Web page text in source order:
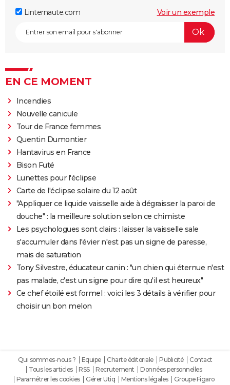
Linternaute.com Voir un exemple
EN CE MOMENT
Incendies
Nouvelle canicule
Tour de France femmes
Quentin Dumontier
Hantavirus en France
Bison Futé
Lunettes pour l'éclipse
Carte de l'éclipse solaire du 12 août
"Appliquer ce liquide vaisselle aide à dégraisser la paroi de
douche" : la meilleure solution selon ce chimiste
Les psychologues sont clairs : laisser la vaisselle sale
s'accumuler dans l'évier n'est pas un signe de paresse,
mais de saturation
Tony Silvestre, éducateur canin : "un chien qui éternue n'est
pas malade, c'est un signe pour dire qu'il est heureux"
Ce chef étoilé est formel : voici les 3 détails à vérifier pour
choisir un bon melon
Qui sommes-nous ? Equipe Charte éditoriale Publicité
Contact
Tous les articles
RSS Recrutement
Données personnelles
Paramétrer les cookies
Gérer Utiq Mentions légales
Groupe Figaro